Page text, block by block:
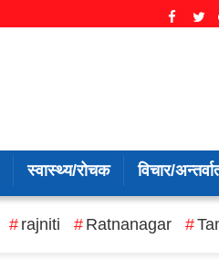
स्वास्थ्य/रोचक विचार/
rajniti Ratnanagar